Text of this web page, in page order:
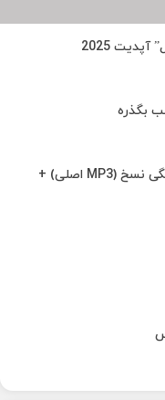
بگذره
دانلود آهنگ مسعود جلیلیان و رامین تجنگی نسخ (MP3 اصلی) +